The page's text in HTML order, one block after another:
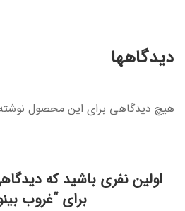
دیدگاهها
هیچ دیدگاهی برای این محصول
اولین نفری باشید که
برای “غروب